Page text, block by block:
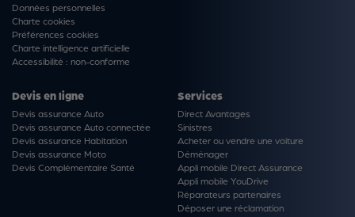
Données personnelles
Charte cookies
Préférences cookies
Charte intelligence artificielle
Accessibilité : non-conforme
Devis en ligne
Devis assurance Auto
Devis assurance Auto connectée
Devis assurance Habitation
Devis assurance Moto
Devis Complémentaire Santé
Services
Direct Avantages
Sinistres
Acheter ou vendre une voiture
Déménager
Appli mobile Direct Assurance
Appli mobile YouDrive
Réparateurs partenaires
Déposer une réclamation